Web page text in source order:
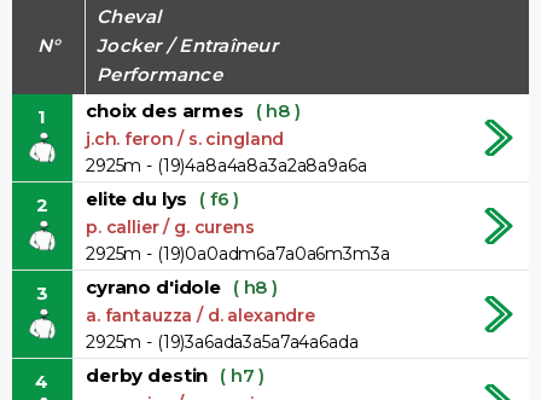
N°
Cheval
Jocker / Entraîneur
Performance
1
choix des armes ( h8 )
j.ch. feron / s. cingland
2925m - (19)4a8a4a8a3a2a8a9a6a
2 elite du lys ( f6 )
p. callier / g. curens
2925m - (19)0a0adm6a7a0a6m3m3a
3 cyrano d'idole ( h8 )
a. fantauzza / d. alexandre
2925m - (19)3a6ada3a5a7a4a6ada
4 derby destin ( h7 )